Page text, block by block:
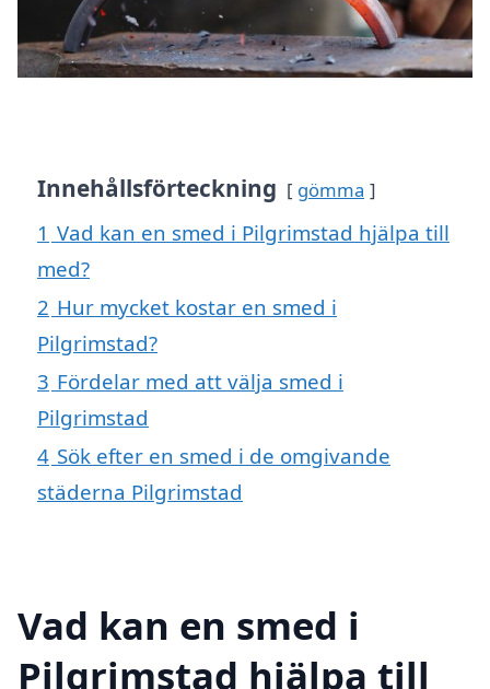
Innehållsförteckning gömma
1 Vad kan en smed i Pilgrimstad hjälpa till
med?
2 Hur mycket kostar en smed i
Pilgrimstad?
3 Fördelar med att välja smed i
Pilgrimstad
4 Sök efter en smed i de omgivande
städerna Pilgrimstad
Vad kan en smed i
Pilgrimstad hjälpa till